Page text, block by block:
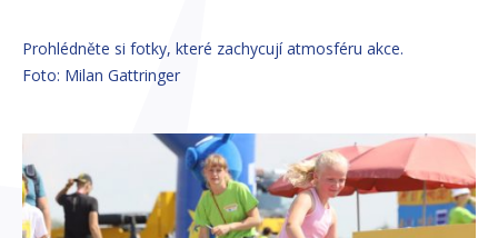
Prohlédněte si fotky, které zachycují atmosféru akce.
Foto: Milan Gattringer